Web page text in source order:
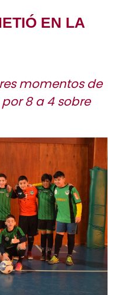
EN LA
momentos de
8 a 4 sobre